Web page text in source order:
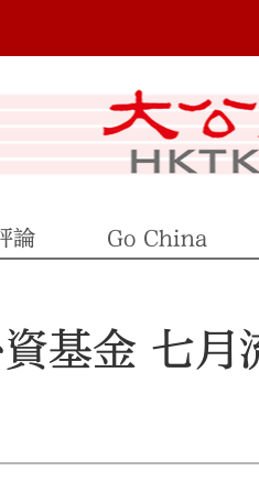
論 Go China
基金 七月